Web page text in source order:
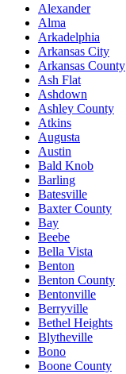
Alexander
Alma
Arkadelphia
Arkansas City
Arkansas County
Ash Flat
Ashdown
Ashley County
Atkins
Augusta
Austin
Bald Knob
Barling
Batesville
Baxter County
Bay
Beebe
Bella Vista
Benton
Benton County
Bentonville
Berryville
Bethel Heights
Blytheville
Bono
Boone County